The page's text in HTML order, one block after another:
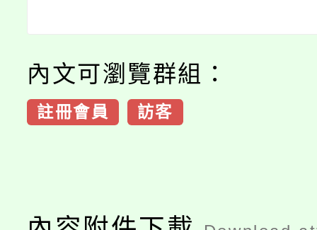
內文可瀏覽群組：
註冊會員 訪客